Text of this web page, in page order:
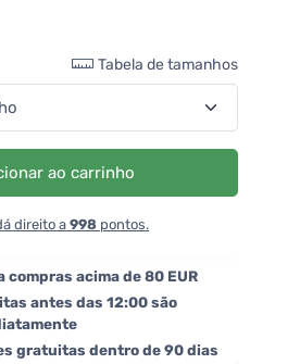
Tabela de tamanhos
ao carrinho
direito a998 pontos.
acima de 80 EUR
antes das 12:00 são
gratuitas dentro de 90 dias